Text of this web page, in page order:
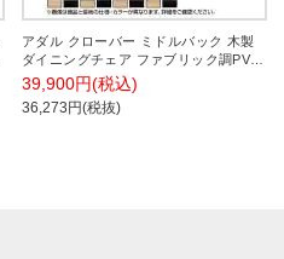
アダル クローバー ミドルバック 木製
ダイニングチェア ファブリック調PVC
耐アルコール 耐次亜塩素酸 抗菌 取っ
手付き 幅440×奥行530×高さ840mm
39,900円(税込)
36,273円(税抜)